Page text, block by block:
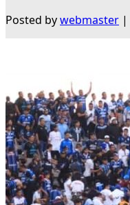
Posted bywebmaster |